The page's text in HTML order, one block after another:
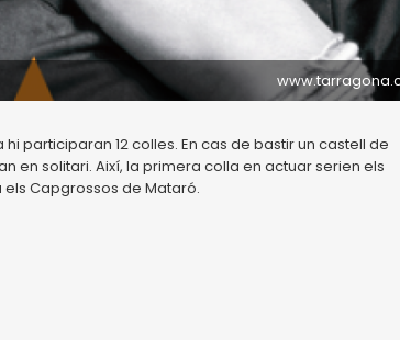
participaran 12 colles. En cas de bastir un castell de
en solitari. Així, la primera colla en actuar serien els
els Capgrossos de Mataró.